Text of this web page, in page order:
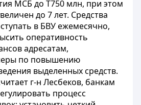
МСБ до Т750 млн, при этом
до 7 лет. Средства
в БВУ ежемесячно,
оперативность
адресатам,
по повышению
выделенных средств.
г-н Лесбеков, банкам
процесс